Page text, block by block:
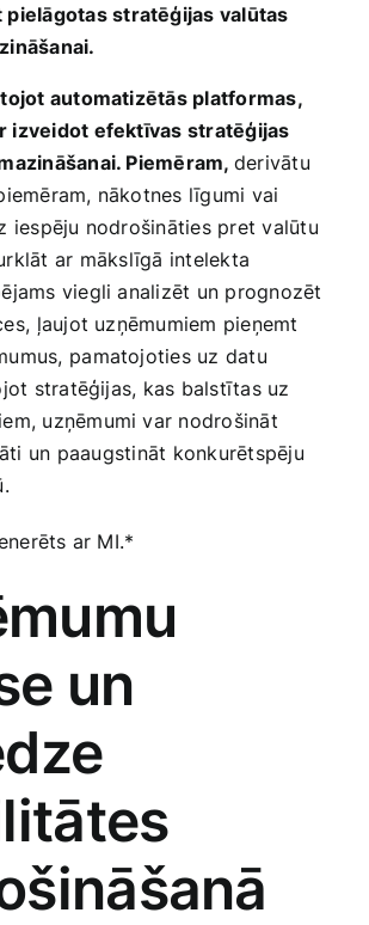
pielāgotas stratēģijas valūtas
automatizētās platformas,‌
⁣izveidot efektīvas stratēģijas
Piemēram, derivātu
‍nākotnes līgumi ‍vai
‌iespēju ‌nodrošināties pret valūtu
⁤ar mākslīgā intelekta
‌viegli ‌analizēt un prognozēt
ļaujot uzņēmumiem ‍pieņemt
pamatojoties uz datu
stratēģijas,​ kas balstītas uz
uzņēmumi var nodrošināt
un ⁤paaugstināt konkurētspēju
ar MI.*
un